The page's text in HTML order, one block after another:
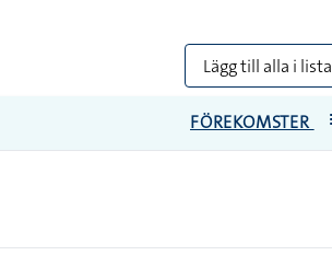
Lägg till alla i lista
FÖREKOMSTER